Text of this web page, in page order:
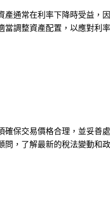
通常在利率下降時受益，
調整資產配置，以應對利
保交易價格合理，並妥善
，了解最新的稅法變動和